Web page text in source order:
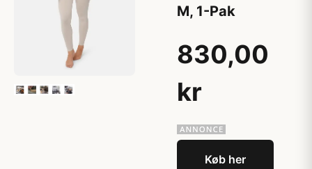
M, 1-Pak
830,00
kr
Køb her